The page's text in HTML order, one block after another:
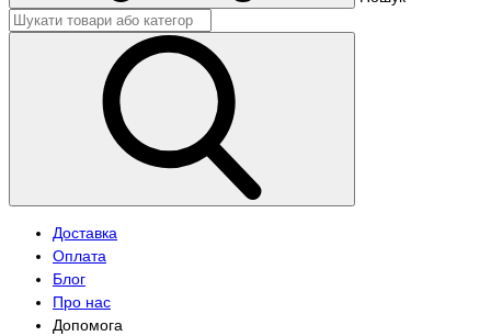
Доставка
Оплата
Блог
Про нас
Допомога